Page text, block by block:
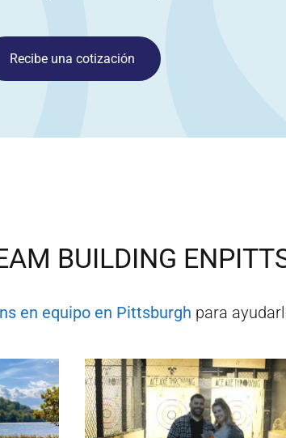
Recibe una cotización
BUILDING EN
en equipo en Pittsburgh para